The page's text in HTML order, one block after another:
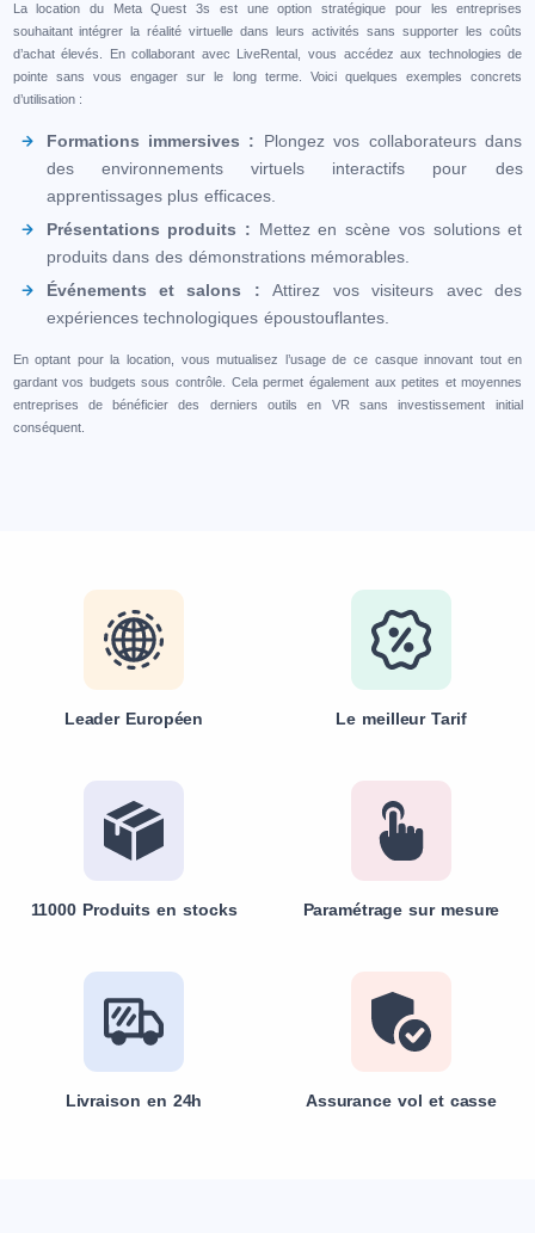
La location du Meta Quest 3s est une option stratégique pour les entreprises
souhaitant intégrer la réalité virtuelle dans leurs activités sans supporter les coûts
d’achat élevés. En collaborant avec LiveRental, vous accédez aux technologies de
pointe sans vous engager sur le long terme. Voici quelques exemples concrets
d’utilisation :
Formations immersives : Plongez vos collaborateurs dans
des environnements virtuels interactifs pour des
apprentissages plus efficaces.
Présentations produits : Mettez en scène vos solutions et
produits dans des démonstrations mémorables.
Événements et salons : Attirez vos visiteurs avec des
expériences technologiques époustouflantes.
En optant pour la location, vous mutualisez l’usage de ce casque innovant tout en
gardant vos budgets sous contrôle. Cela permet également aux petites et moyennes
entreprises de bénéficier des derniers outils en VR sans investissement initial
conséquent.
Leader Européen Le meilleur Tarif
11000 Produits en stocks Paramétrage sur mesure
Livraison en 24h Assurance vol et casse